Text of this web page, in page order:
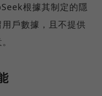
根據其制定的隱
戶數據，且不提供